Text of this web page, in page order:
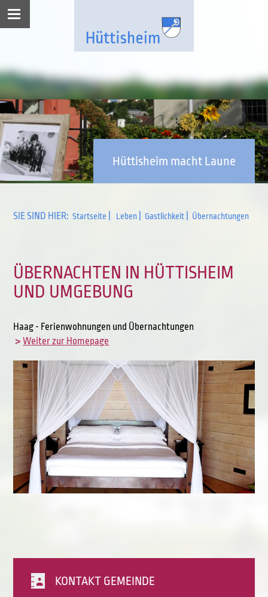
Hüttisheim macht Laune
SIE SIND HIER: Startseite Leben Gastlichkeit Übernachtungen
ÜBERNACHTEN IN HÜTTISHEIM
UND UMGEBUNG
Haag - Ferienwohnungen und Übernachtungen
Weiter zur Homepage
KONTAKT GEMEINDE